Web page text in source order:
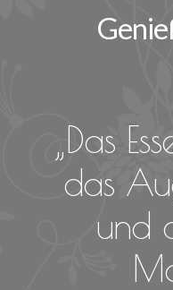
„Das
das
und